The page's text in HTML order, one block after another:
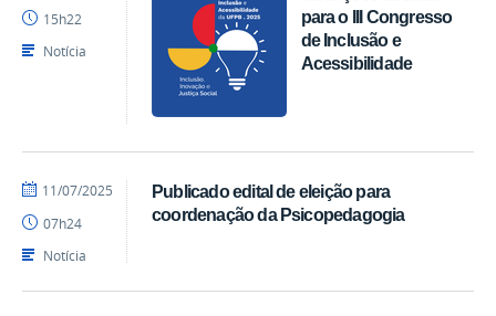
para o III Congresso
de Inclusão e
Acessibilidade
15h22
Notícia
Publicado edital de eleição para
coordenação da Psicopedagogia
por
publicado
11/07/2025
07h24
Notícia